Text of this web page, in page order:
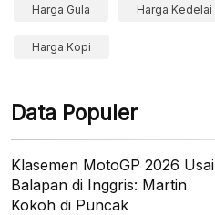
Harga Gula Harga Kedelai
Harga Kopi
Data Populer
Klasemen MotoGP 2026 Usai
Balapan di Inggris: Martin
Kokoh di Puncak